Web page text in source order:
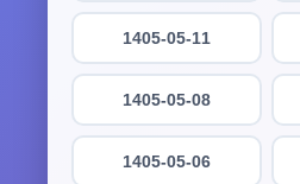
1405-05-11
1405-05-08
1405-05-06